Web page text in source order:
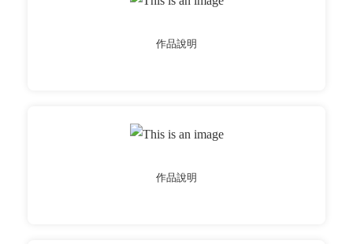
作品說明
作品說明